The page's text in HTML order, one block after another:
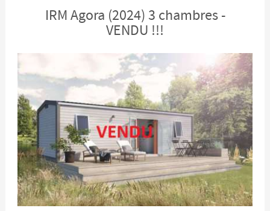
IRM Agora (2024) 3 chambres -
VENDU !!!